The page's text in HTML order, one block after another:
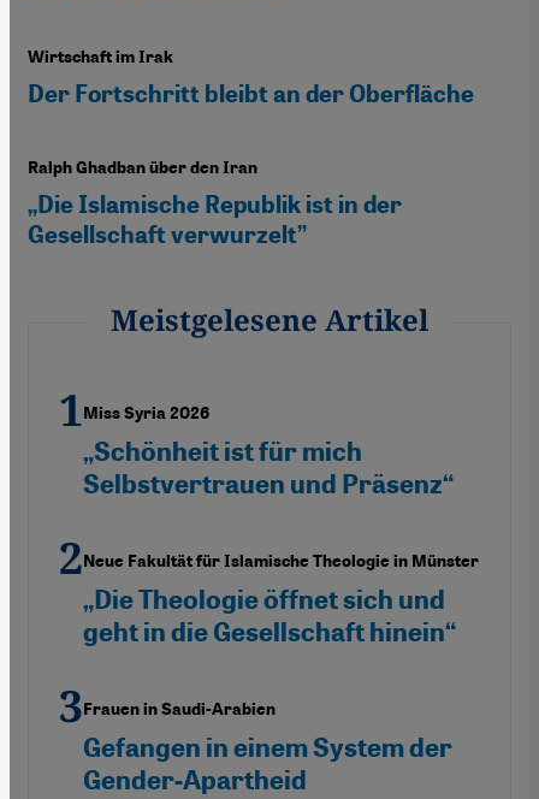
Wirtschaft im Irak
Der Fortschritt bleibt an der Oberfläche
Ralph Ghadban über den Iran
„Die Islamische Republik ist in der
Gesellschaft verwurzelt”
Meistgelesene Artikel
Miss Syria 2026
„Schönheit ist für mich
Selbstvertrauen und Präsenz“
Neue Fakultät für Islamische Theologie in Münster
„Die Theologie öffnet sich und
geht in die Gesellschaft hinein“
Frauen in Saudi-Arabien
Gefangen in einem System der
Gender-Apartheid